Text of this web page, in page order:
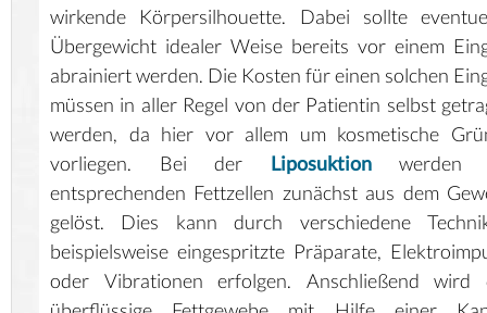
wirkende Körpersilhouette. Dabei sollte
Übergewicht idealer Weise bereits vor einem
abrainiert werden. Die Kosten für einen solchen
müssen in aller Regel von der Patientin selbst
werden, da hier vor allem um kosmetische
vorliegen. Bei der Liposuktionwerden
entsprechenden Fettzellen zunächst aus dem
gelöst. Dies kann durch verschiedene
beispielsweise eingespritzte Präparate,
oder Vibrationen erfolgen. Anschließend wird